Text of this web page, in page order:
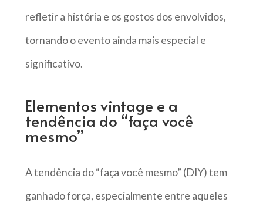
refletir a história e os gostos dos envolvidos,
tornando o evento ainda mais especial e
significativo.
Elementos vintage e a
tendência do “faça você
mesmo”
A tendência do “faça você mesmo” (DIY) tem
ganhado força, especialmente entre aqueles